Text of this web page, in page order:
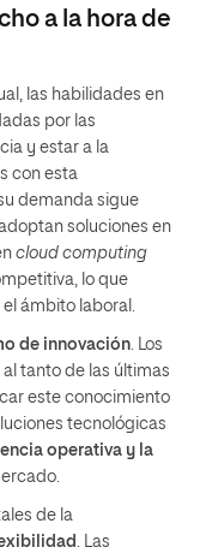
a la hora de
las habilidades en
por las
y estar a la
con esta
demanda sigue
soluciones en
cloud computing
lo que
ámbito laboral.
de innovación. Los
al tanto de las últimas
este conocimiento
tecnológicas
operativa y la
de la
. Las